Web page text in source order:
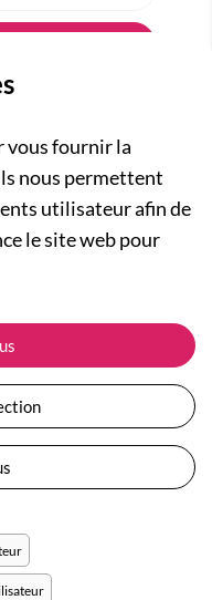
vous fournir la
nous permettent
utilisateur afin de
le site web pour